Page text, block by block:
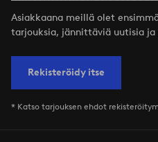
Asiakkaana meillä olet
tarjouksia, jännittäviä uutisia
Rekisteröidy itse
* Katso tarjouksen ehdot